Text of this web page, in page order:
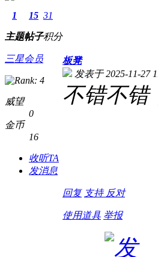
1
主题
15
帖子
31
积分
三星会员
威望
0
金币
16
收听TA
发消息
板凳
发表于 2025-11-27
不错不错
回复 支持 反对
使用道具 举报